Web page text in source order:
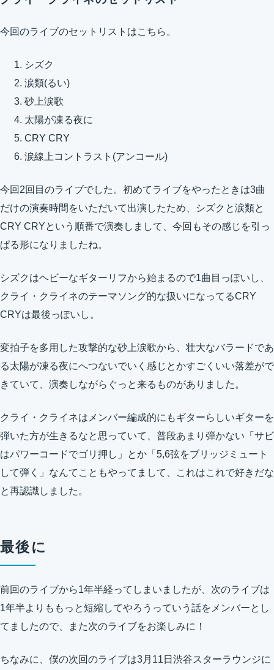
今回のライブのセットリストはこちら。
シズク
涙類(るい)
砂上涙歌
太陽が凍る夜に
CRY CRY
涙線上コントラスト(アンコール)
今回2回目のライブでした。初めてライブをやったときは3曲
だけの演奏時間をいただいて出演したため、シズクと涙類と
CRY CRYという順番で演奏しまして、今回もその感じを引っ
ぱる形になりましたね。
シズクはヘビーなギターリフから始まるので1曲目っぽいし、
クライ・クライネのテーマソング的な扱いになってるCRY
CRYは最後っぽいし。
変拍子を多用した攻撃的な砂上涙歌から、壮大なバラードであ
る太陽が凍る夜にへつないでいく感じとかすごくいい落差がで
きていて、演奏しながらぐっと来るものがありました。
クライ・クライネはメンバー編成的にもギターらしいギターを
弾いた方が生きるなと思っていて、普段あまり弾かない「サビ
はパワーコードでゴリ押し」とか「5,6弦をブリッジミュート
して弾く」なんてこともやってまして、これはこれで好きだな
と再認識しました。
最後に
前回のライブから1年半経ってしまいましたが、次のライブは
1年半よりももっと短縮してやろうっていう話をメンバーとし
てましたので、また次のライブをお楽しみに！
ちなみに、僕の次回のライブは3月11日渋谷スターラウンジに